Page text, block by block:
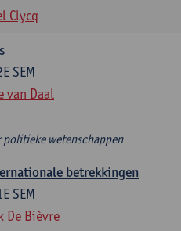
Clycq
SEM
van Daal
politieke wetenschappen
betrekkingen
SEM
De Bièvre